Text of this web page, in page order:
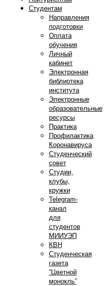
Студентам
Направления
подготовки
Оплата
обучения
Личный
кабинет
Электронная
библиотека
института
Электронные
образовательные
ресурсы
Практика
Профилактика
Коронавируса
Студенческий
совет
Студии,
клубы,
кружки
Telegram-
канал
для
студентов
МИИУЭП
КВН
Студенческая
газета
“Цветной
монокль”